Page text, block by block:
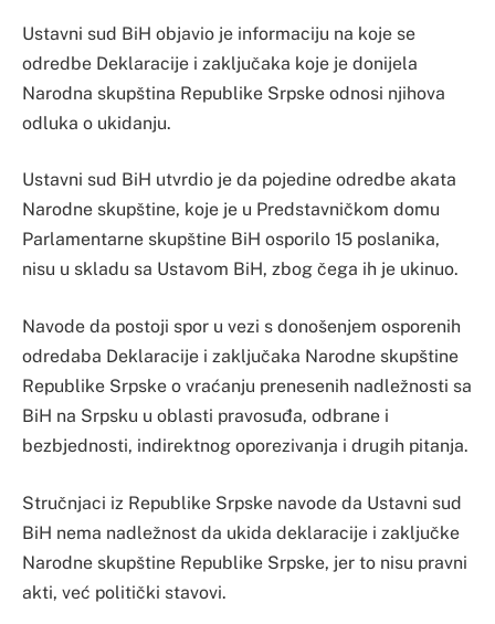
Ustavni sud BiH objavio je informaciju na koje se
odredbe Deklaracije i zaključaka koje je donijela
Narodna skupština Republike Srpske odnosi njihova
odluka o ukidanju.
Ustavni sud BiH utvrdio je da pojedine odredbe akata
Narodne skupštine, koje je u Predstavničkom domu
Parlamentarne skupštine BiH osporilo 15 poslanika,
nisu u skladu sa Ustavom BiH, zbog čega ih je ukinuo.
Navode da postoji spor u vezi s donošenjem osporenih
odredaba Deklaracije i zaključaka Narodne skupštine
Republike Srpske o vraćanju prenesenih nadležnosti sa
BiH na Srpsku u oblasti pravosuđa, odbrane i
bezbjednosti, indirektnog oporezivanja i drugih pitanja.
Stručnjaci iz Republike Srpske navode da Ustavni sud
BiH nema nadležnost da ukida deklaracije i zaključke
Narodne skupštine Republike Srpske, jer to nisu pravni
akti, već politički stavovi.